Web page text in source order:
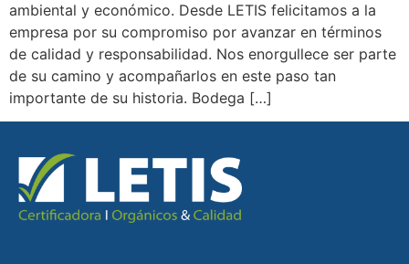
ambiental y económico. Desde LETIS felicitamos a la
empresa por su compromiso por avanzar en términos
de calidad y responsabilidad. Nos enorgullece ser parte
de su camino y acompañarlos en este paso tan
importante de su historia. Bodega […]